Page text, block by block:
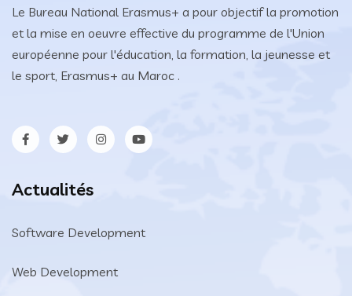
Le Bureau National Erasmus+ a pour objectif la promotion
et la mise en oeuvre effective du programme de l'Union
européenne pour l'éducation, la formation, la jeunesse et
le sport, Erasmus+ au Maroc .
Actualités
Software Development
Web Development